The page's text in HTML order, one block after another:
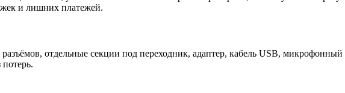
и лишних платежей.
отдельные секции под переходник, адаптер, кабель USB,